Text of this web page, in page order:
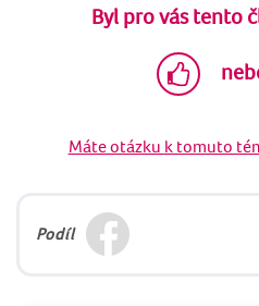
Byl pro vás tento
Máte otázku k tomuto
Podíl